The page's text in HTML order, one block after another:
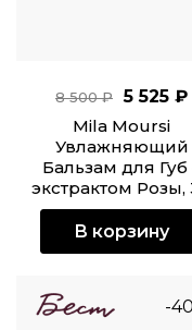
8 500 ₽
5 525 ₽
Mila Moursi
Увлажняющий
Бальзам для Губ
экстрактом Розы,
В корзину
-